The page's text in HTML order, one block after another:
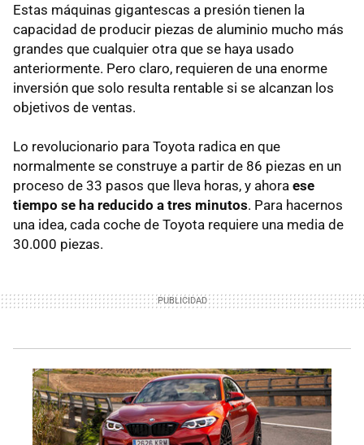
Estas máquinas gigantescas a presión tienen la
capacidad de producir piezas de aluminio mucho más
grandes que cualquier otra que se haya usado
anteriormente. Pero claro, requieren de una enorme
inversión que solo resulta rentable si se alcanzan los
objetivos de ventas.
Lo revolucionario para Toyota radica en que
normalmente se construye a partir de 86 piezas en un
proceso de 33 pasos que lleva horas, y ahora ese
tiempo se ha reducido a tres minutos. Para hacernos
una idea, cada coche de Toyota requiere una media de
30.000 piezas.